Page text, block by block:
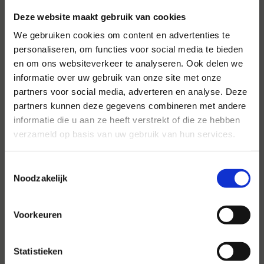
Deze website maakt gebruik van cookies
We gebruiken cookies om content en advertenties te
personaliseren, om functies voor social media te bieden
en om ons websiteverkeer te analyseren. Ook delen we
informatie over uw gebruik van onze site met onze
partners voor social media, adverteren en analyse. Deze
partners kunnen deze gegevens combineren met andere
informatie die u aan ze heeft verstrekt of die ze hebben
verzameld op basis van uw gebruik van hun services.
Noodzakelijk
Voorkeuren
Statistieken
Voor al uw evenementen en
partijen
Hansen Evenementen is uw partner voor
evenementen van groot tot klein.
Lees verder